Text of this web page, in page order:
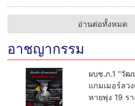
อ่านต่อทั้งหมด
อาชญากรรม
ผบช.ภ.1 “วัฒ
แกมเมอร์ลว
หายพุ่ง 19 ร